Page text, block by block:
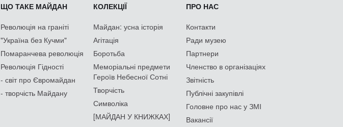
ЩО ТАКЕ МАЙДАН
Революція на граніті
"Україна без Кучми"
Помаранчева революція
Революція Гідності
- світ про Євромайдан
- творчість Майдану
КОЛЕКЦІЇ
Майдан: усна історія
Агітація
Боротьба
Меморіальні предмети
Героїв Небесної Сотні
Творчість
Символіка
[МАЙДАН У КНИЖКАХ]
ПРО НАС
Контакти
Ради музею
Партнери
Членство в організаціях
Звітність
Публічні закупівлі
Головне про нас у ЗМІ
Вакансії